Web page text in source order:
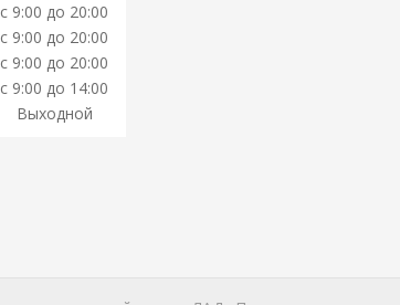
с 9:00 до 20:00
с 9:00 до 20:00
с 9:00 до 20:00
с 9:00 до 14:00
Выходной